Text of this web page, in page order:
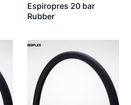
Espiropres 20 bar
Rubber